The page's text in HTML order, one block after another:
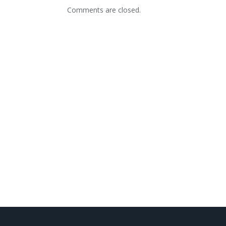
Comments are closed.